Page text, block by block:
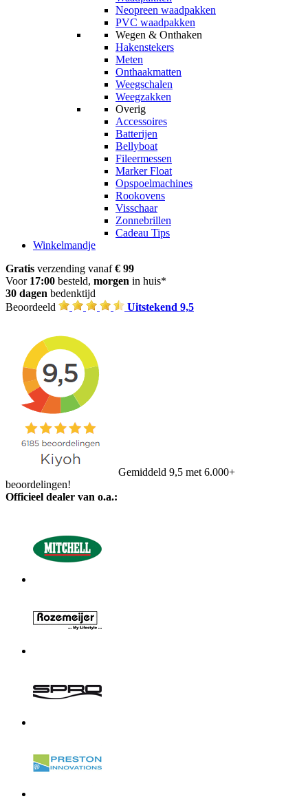
Neopreen waadpakken
PVC waadpakken
Wegen & Onthaken
Hakenstekers
Meten
Onthaakmatten
Weegschalen
Weegzakken
Overig
Accessoires
Batterijen
Bellyboat
Fileermessen
Marker Float
Opspoelmachines
Rookovens
Visschaar
Zonnebrillen
Cadeau Tips
Winkelmandje
Gratis verzending vanaf€ 99
Voor 17:00 besteld, morgen in huis*
30 dagen bedenktijd
Beoordeeld
Uitstekend 9,5
Gemiddeld 9,5 met 6.000+
beoordelingen!
Officieel dealer van o.a.: